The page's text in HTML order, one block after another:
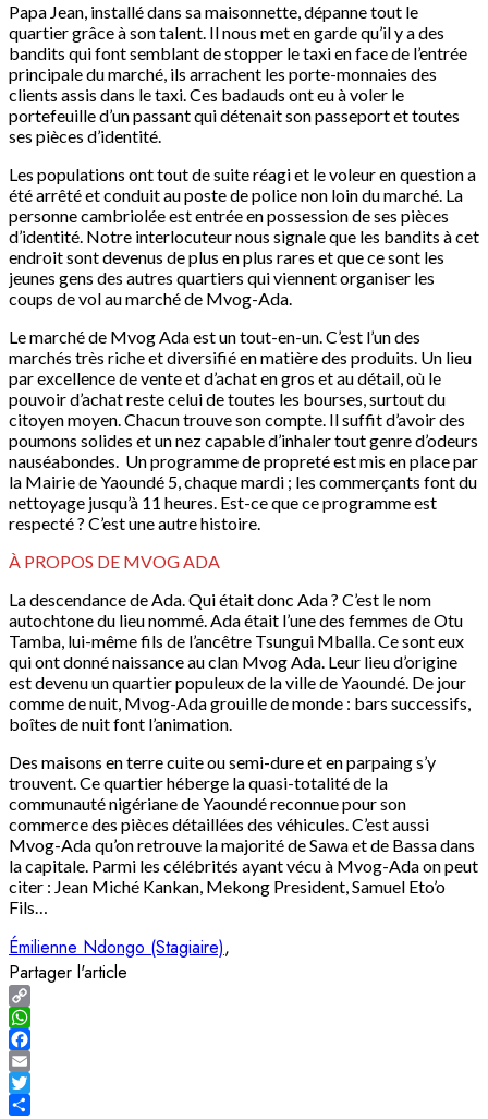
Papa Jean, installé dans sa maisonnette, dépanne tout le
quartier grâce à son talent. Il nous met en garde qu’il y a des
bandits qui font semblant de stopper le taxi en face de l’entrée
principale du marché, ils arrachent les porte-monnaies des
clients assis dans le taxi. Ces badauds ont eu à voler le
portefeuille d’un passant qui détenait son passeport et toutes
ses pièces d’identité.
Les populations ont tout de suite réagi et le voleur en question a
été arrêté et conduit au poste de police non loin du marché. La
personne cambriolée est entrée en possession de ses pièces
d’identité. Notre interlocuteur nous signale que les bandits à cet
endroit sont devenus de plus en plus rares et que ce sont les
jeunes gens des autres quartiers qui viennent organiser les
coups de vol au marché de Mvog-Ada.
Le marché de Mvog Ada est un tout-en-un. C’est l’un des
marchés très riche et diversifié en matière des produits. Un lieu
par excellence de vente et d’achat en gros et au détail, où le
pouvoir d’achat reste celui de toutes les bourses, surtout du
citoyen moyen. Chacun trouve son compte. Il suffit d’avoir des
poumons solides et un nez capable d’inhaler tout genre d’odeurs
nauséabondes. Un programme de propreté est mis en place par
la Mairie de Yaoundé 5, chaque mardi ; les commerçants font du
nettoyage jusqu’à 11 heures. Est-ce que ce programme est
respecté ? C’est une autre histoire.
À PROPOS DE MVOG ADA
La descendance de Ada. Qui était donc Ada ? C’est le nom
autochtone du lieu nommé. Ada était l’une des femmes de Otu
Tamba, lui-même fils de l’ancêtre Tsungui Mballa. Ce sont eux
qui ont donné naissance au clan Mvog Ada. Leur lieu d’origine
est devenu un quartier populeux de la ville de Yaoundé. De jour
comme de nuit, Mvog-Ada grouille de monde : bars successifs,
boîtes de nuit font l’animation.
Des maisons en terre cuite ou semi-dure et en parpaing s’y
trouvent. Ce quartier héberge la quasi-totalité de la
communauté nigériane de Yaoundé reconnue pour son
commerce des pièces détaillées des véhicules. C’est aussi
Mvog-Ada qu’on retrouve la majorité de Sawa et de Bassa dans
la capitale. Parmi les célébrités ayant vécu à Mvog-Ada on peut
citer : Jean Miché Kankan, Mekong President, Samuel Eto’o
Fils…
Émilienne Ndongo (Stagiaire)
Partager l'article
Copy
Link
WhatsApp
Facebook
Email
Twitter